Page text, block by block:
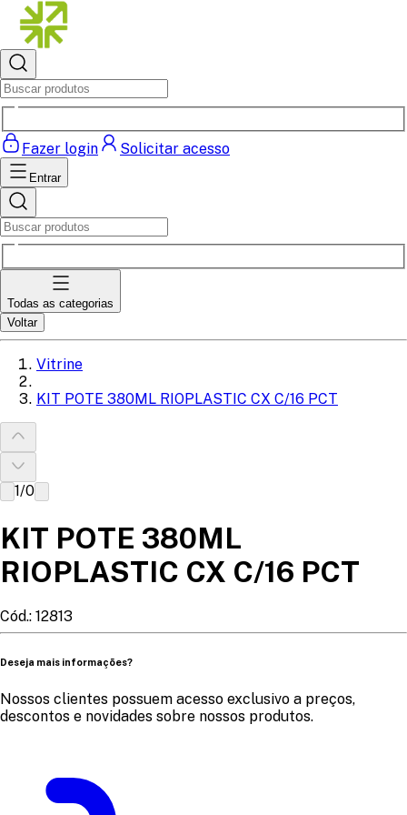
Fazer login Solicitar acesso
Entrar
Todas as categorias
Voltar
Vitrine
KIT POTE 380ML RIOPLASTIC CX C/16 PCT
1/0
KIT POTE 380ML
RIOPLASTIC CX C/16 PCT
Cód.: 12813
Deseja mais informações?
Nossos clientes possuem acesso exclusivo a preços,
descontos e novidades sobre nossos produtos.